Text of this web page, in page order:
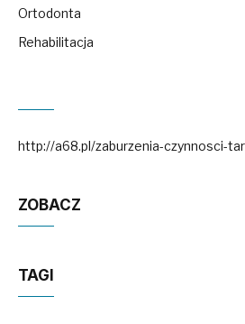
Ortodonta
Rehabilitacja
http://a68.pl/zaburzenia-czynnosci-
ZOBACZ
TAGI